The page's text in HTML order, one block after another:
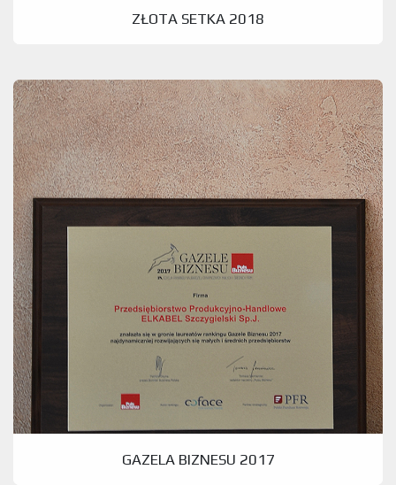
ZŁOTA SETKA 2018
GAZELA BIZNESU 2017